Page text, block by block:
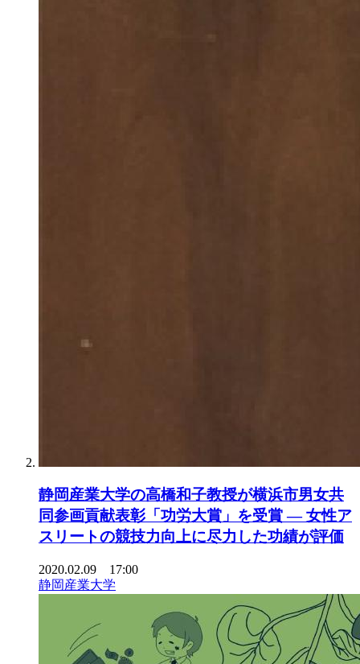
静岡産業大学の高橋和子教授が横浜市男女共
同参画貢献表彰「功労大賞」を受賞 — 女性ア
スリートの競技力向上に尽力した功績が評価
2020.02.09 17:00
静岡産業大学